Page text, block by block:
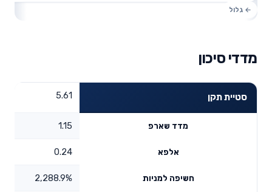
מדדי סיכון
סטיית תקן 5.61
מדד שארפ 1.15
אלפא 0.24
חשיפה למניות 2,288.9%